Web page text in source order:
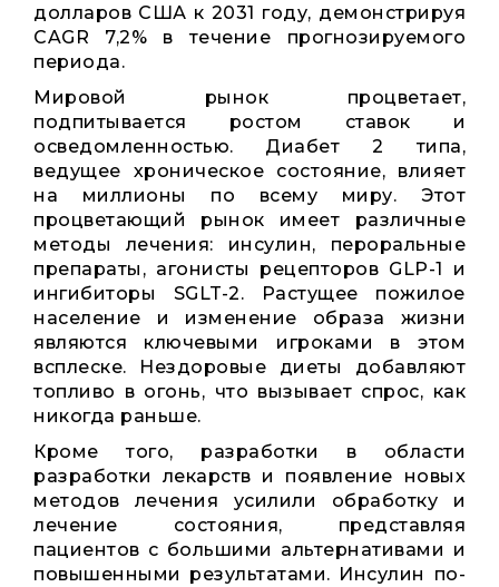
долларов США к 2031 году, демонстрируя
CAGR 7,2% в течение прогнозируемого
периода.
Мировой рынок процветает,
подпитывается ростом ставок и
осведомленностью. Диабет 2 типа,
ведущее хроническое состояние, влияет
на миллионы по всему миру. Этот
процветающий рынок имеет различные
методы лечения: инсулин, пероральные
препараты, агонисты рецепторов GLP-1 и
ингибиторы SGLT-2. Растущее пожилое
население и изменение образа жизни
являются ключевыми игроками в этом
всплеске. Нездоровые диеты добавляют
топливо в огонь, что вызывает спрос, как
никогда раньше.
Кроме того, разработки в области
разработки лекарств и появление новых
методов лечения усилили обработку и
лечение состояния, представляя
пациентов с большими альтернативами и
повышенными результатами. Инсулин по-